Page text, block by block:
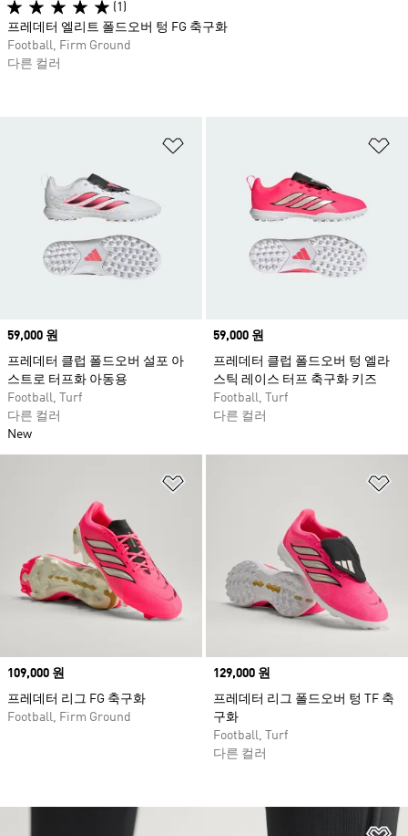
Price
59,000 원
프레데터 클럽 폴드오버 설포 아
스트로 터프화 아동용
Football, Turf
다른 컬러
New
Price
59,000 원
프레데터 클럽 폴드오버 텅 엘라
스틱 레이스 터프 축구화 키즈
Football, Turf
다른 컬러
Price
109,000 원
프레데터 리그 FG 축구화
Football, Firm Ground
Price
129,000 원
프레데터 리그 폴드오버 텅 TF 축
구화
Football, Turf
다른 컬러
(1)
프레데터 엘리트 폴드오버 텅 FG 축구화
Football, Firm Ground
다른 컬러